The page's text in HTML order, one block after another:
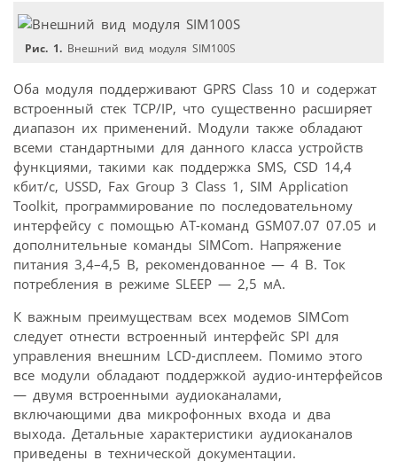
Рис. 1. Внешний вид модуля SIM100S
Оба модуля поддерживают GPRS Class 10 и содержат
встроенный стек TCP/IP, что существенно расширяет
диапазон их применений. Модули также обладают
всеми стандартными для данного класса устройств
функциями, такими как поддержка SMS, CSD 14,4
кбит/с, USSD, Fax Group 3 Class 1, SIM Application
Toolkit, программирование по последовательному
интерфейсу с помощью AT-команд GSM07.07 07.05 и
дополнительные команды SIMCom. Напряжение
питания 3,4–4,5 В, рекомендованное — 4 В. Ток
потребления в режиме SLEEP — 2,5 мA.
К важным преимуществам всех модемов SIMCom
следует отнести встроенный интерфейс SPI для
управления внешним LCD-дисплеем. Помимо этого
все модули обладают поддержкой аудио-интерфейсов
— двумя встроенными аудиоканалами,
включающими два микрофонных входа и два
выхода. Детальные характеристики аудиоканалов
приведены в технической документации.